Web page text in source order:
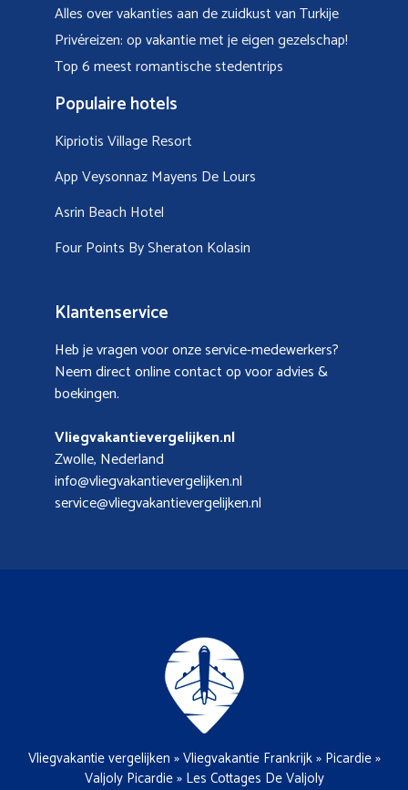
Alles over vakanties aan de zuidkust van Turkije
Privéreizen: op vakantie met je eigen gezelschap!
Top 6 meest romantische stedentrips
Populaire hotels
Kipriotis Village Resort
App Veysonnaz Mayens De Lours
Asrin Beach Hotel
Four Points By Sheraton Kolasin
Klantenservice
Heb je vragen voor onze service-medewerkers?
Neem direct online contact op voor advies &
boekingen.
Vliegvakantievergelijken.nl
Zwolle, Nederland
info@vliegvakantievergelijken.nl
service@vliegvakantievergelijken.nl
Vliegvakantie vergelijken »Vliegvakantie Frankrijk» Picardie»
Valjoly Picardie» Les Cottages De Valjoly